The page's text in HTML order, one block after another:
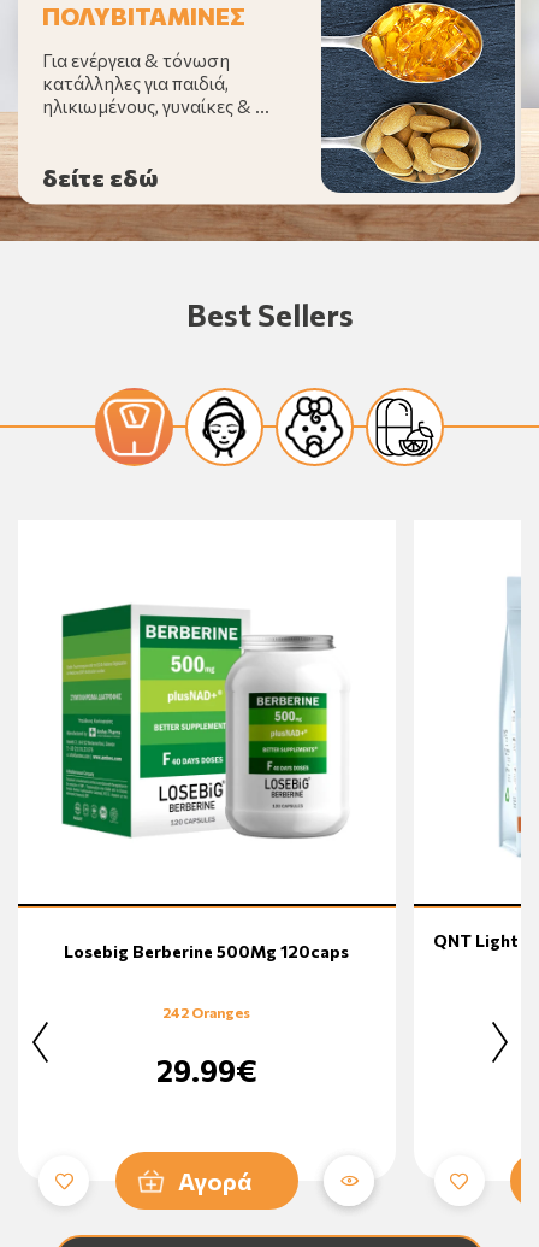
ΠΟΛΥΒΙΤΑΜΙΝΕΣ
Για ενέργεια & τόνωση
κατάλληλες για παιδιά,
ηλικιωμένους, γυναίκες & …
δείτε εδώ
Best Sellers
Losebig Berberine 500Mg 120caps
242 Oranges
29.99€
Αγορά
QNT Light